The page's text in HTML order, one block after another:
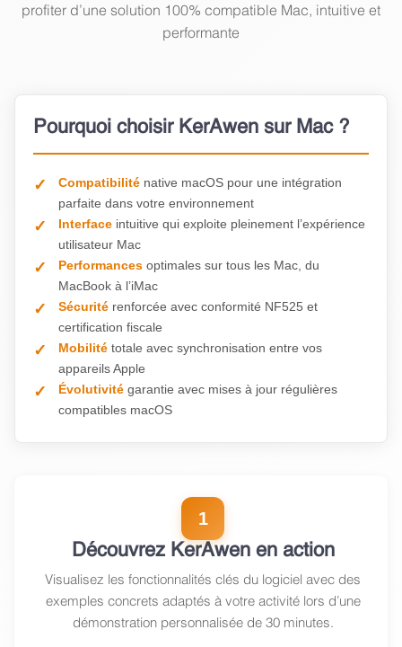
profiter d’une solution 100% compatible Mac, intuitive et
performante
Pourquoi choisir KerAwen sur Mac ?
Compatibilité native macOS pour une intégration
parfaite dans votre environnement
Interface intuitive qui exploite pleinement l’expérience
utilisateur Mac
Performances optimales sur tous les Mac, du
MacBook à l’iMac
Sécurité renforcée avec conformité NF525 et
certification fiscale
Mobilité totale avec synchronisation entre vos
appareils Apple
Évolutivité garantie avec mises à jour régulières
compatibles macOS
1
Découvrez KerAwen en action
Visualisez les fonctionnalités clés du logiciel avec des
exemples concrets adaptés à votre activité lors d’une
démonstration personnalisée de 30 minutes.